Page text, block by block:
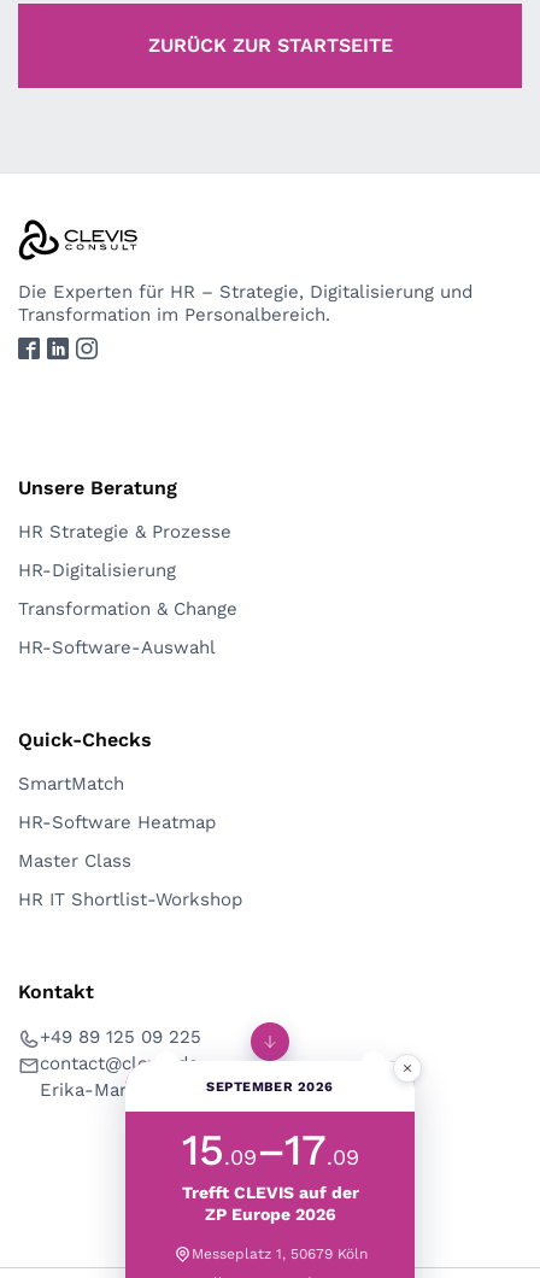
ZURÜCK ZUR STARTSEITE
Die Experten für HR – Strategie, Digitalisierung und
Transformation im Personalbereich.
Unsere Beratung
HR Strategie & Prozesse
HR-Digitalisierung
Transformation & Change
HR-Software-Auswahl
Quick-Checks
SmartMatch
HR-Software Heatmap
Master Class
HR IT Shortlist-Workshop
Kontakt
+49 89 125 09 225
contact@clevis.de
Erika-Mann-Str. 53, 80636 München
×
SEPTEMBER 2026
15.09–17.09
Trefft CLEVIS auf der
ZP Europe 2026
Messeplatz 1, 50679 Köln